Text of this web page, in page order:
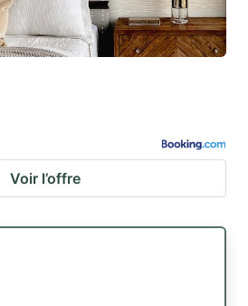
Voir l’offre